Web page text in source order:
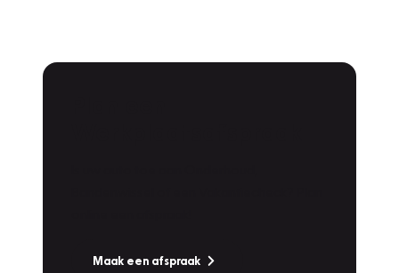
Maak een afspraak